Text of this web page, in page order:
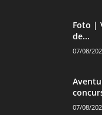
Foto |
de...
07/08/
07/08/